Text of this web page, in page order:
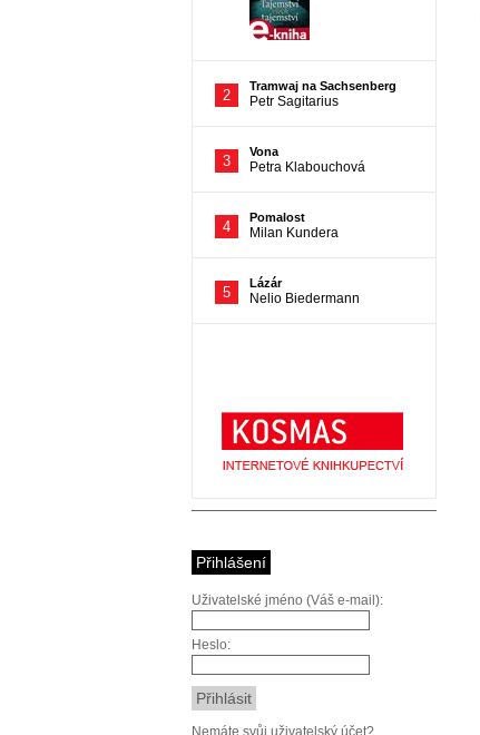
Přihlášení
Uživatelské jméno (Váš e-mail):
Heslo:
Nemáte svůj uživatelský účet?